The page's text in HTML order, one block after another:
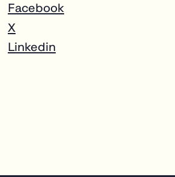
Facebook
X
Linkedin